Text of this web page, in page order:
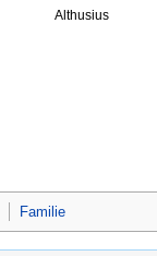
Althusius
Familie